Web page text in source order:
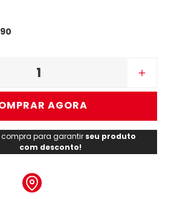
90
＋
AGORA
compra para garantir seu produto
com desconto!